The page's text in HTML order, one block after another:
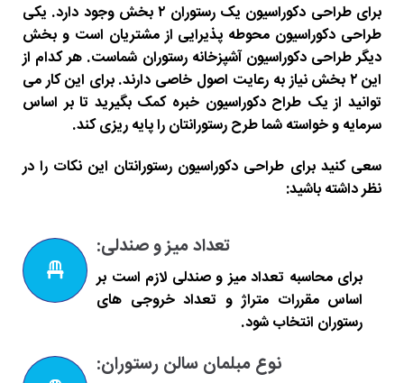
برای طراحی دکوراسیون یک رستوران ۲ بخش وجود دارد. یکی
طراحی دکوراسیون محوطه پذیرایی از مشتریان است و بخش
دیگر طراحی دکوراسیون آشپزخانه رستوران شماست. هر کدام از
این ۲ بخش نیاز به رعایت اصول خاصی دارند. برای این کار می
توانید از یک طراح دکوراسیون خبره کمک بگیرید تا بر اساس
سرمایه و خواسته شما طرح رستورانتان را پایه ریزی کند.
سعی کنید برای طراحی دکوراسیون رستورانتان این نکات را در
نظر داشته باشید:
تعداد میز و صندلی:
برای محاسبه تعداد میز و صندلی لازم است بر
اساس مقررات متراژ و تعداد خروجی های
رستوران انتخاب شود.
نوع مبلمان سالن رستوران: